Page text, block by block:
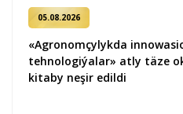
05.08.2026
«Agronomçylykda
tehnologiýalar» atly täze
kitaby neşir edildi